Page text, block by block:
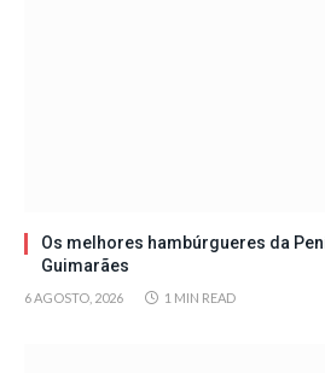
Os melhores hambúrgueres da
Guimarães
6 AGOSTO, 2026 1 MIN READ